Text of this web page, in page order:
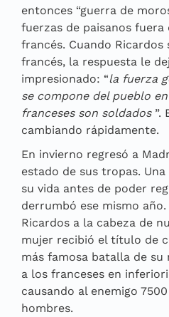
entonces “guerra de
fuerzas de paisanos
francés. Cuando Ricardos
francés, la respuesta le
impresionado: “la fuerza
se compone del pueblo
franceses son soldados”.
cambiando rápidamente.
En invierno regresó a
estado de sus tropas.
su vida antes de poder
derrumbó ese mismo
Ricardos a la cabeza de
mujer recibió el título de
más famosa batalla de
a los franceses en
causando al enemigo
hombres.